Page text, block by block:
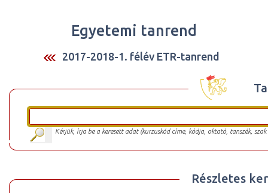
Egyetemi tanrend
2017-2018-1. félév ETR-tanrend
Kérjük, írja be a keresett adat (kurzuskód címe, kódja, oktató, tanszék,
Részletes